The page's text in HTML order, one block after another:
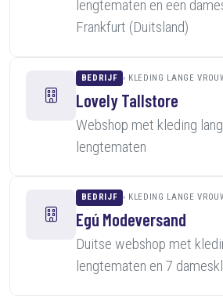
lengtematen en een
Frankfurt (Duitsland)
BEDRIJF KLEDING LANGE
Lovely Tallstore
Webshop met kleding
lengtematen
BEDRIJF KLEDING LANGE
Egú Modeversand
Duitse webshop met
lengtematen en 7